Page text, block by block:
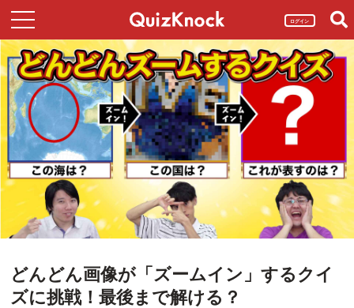
ログイン
どんどん画像が「ズームイン」するクイ
ズに挑戦！最後まで解ける？